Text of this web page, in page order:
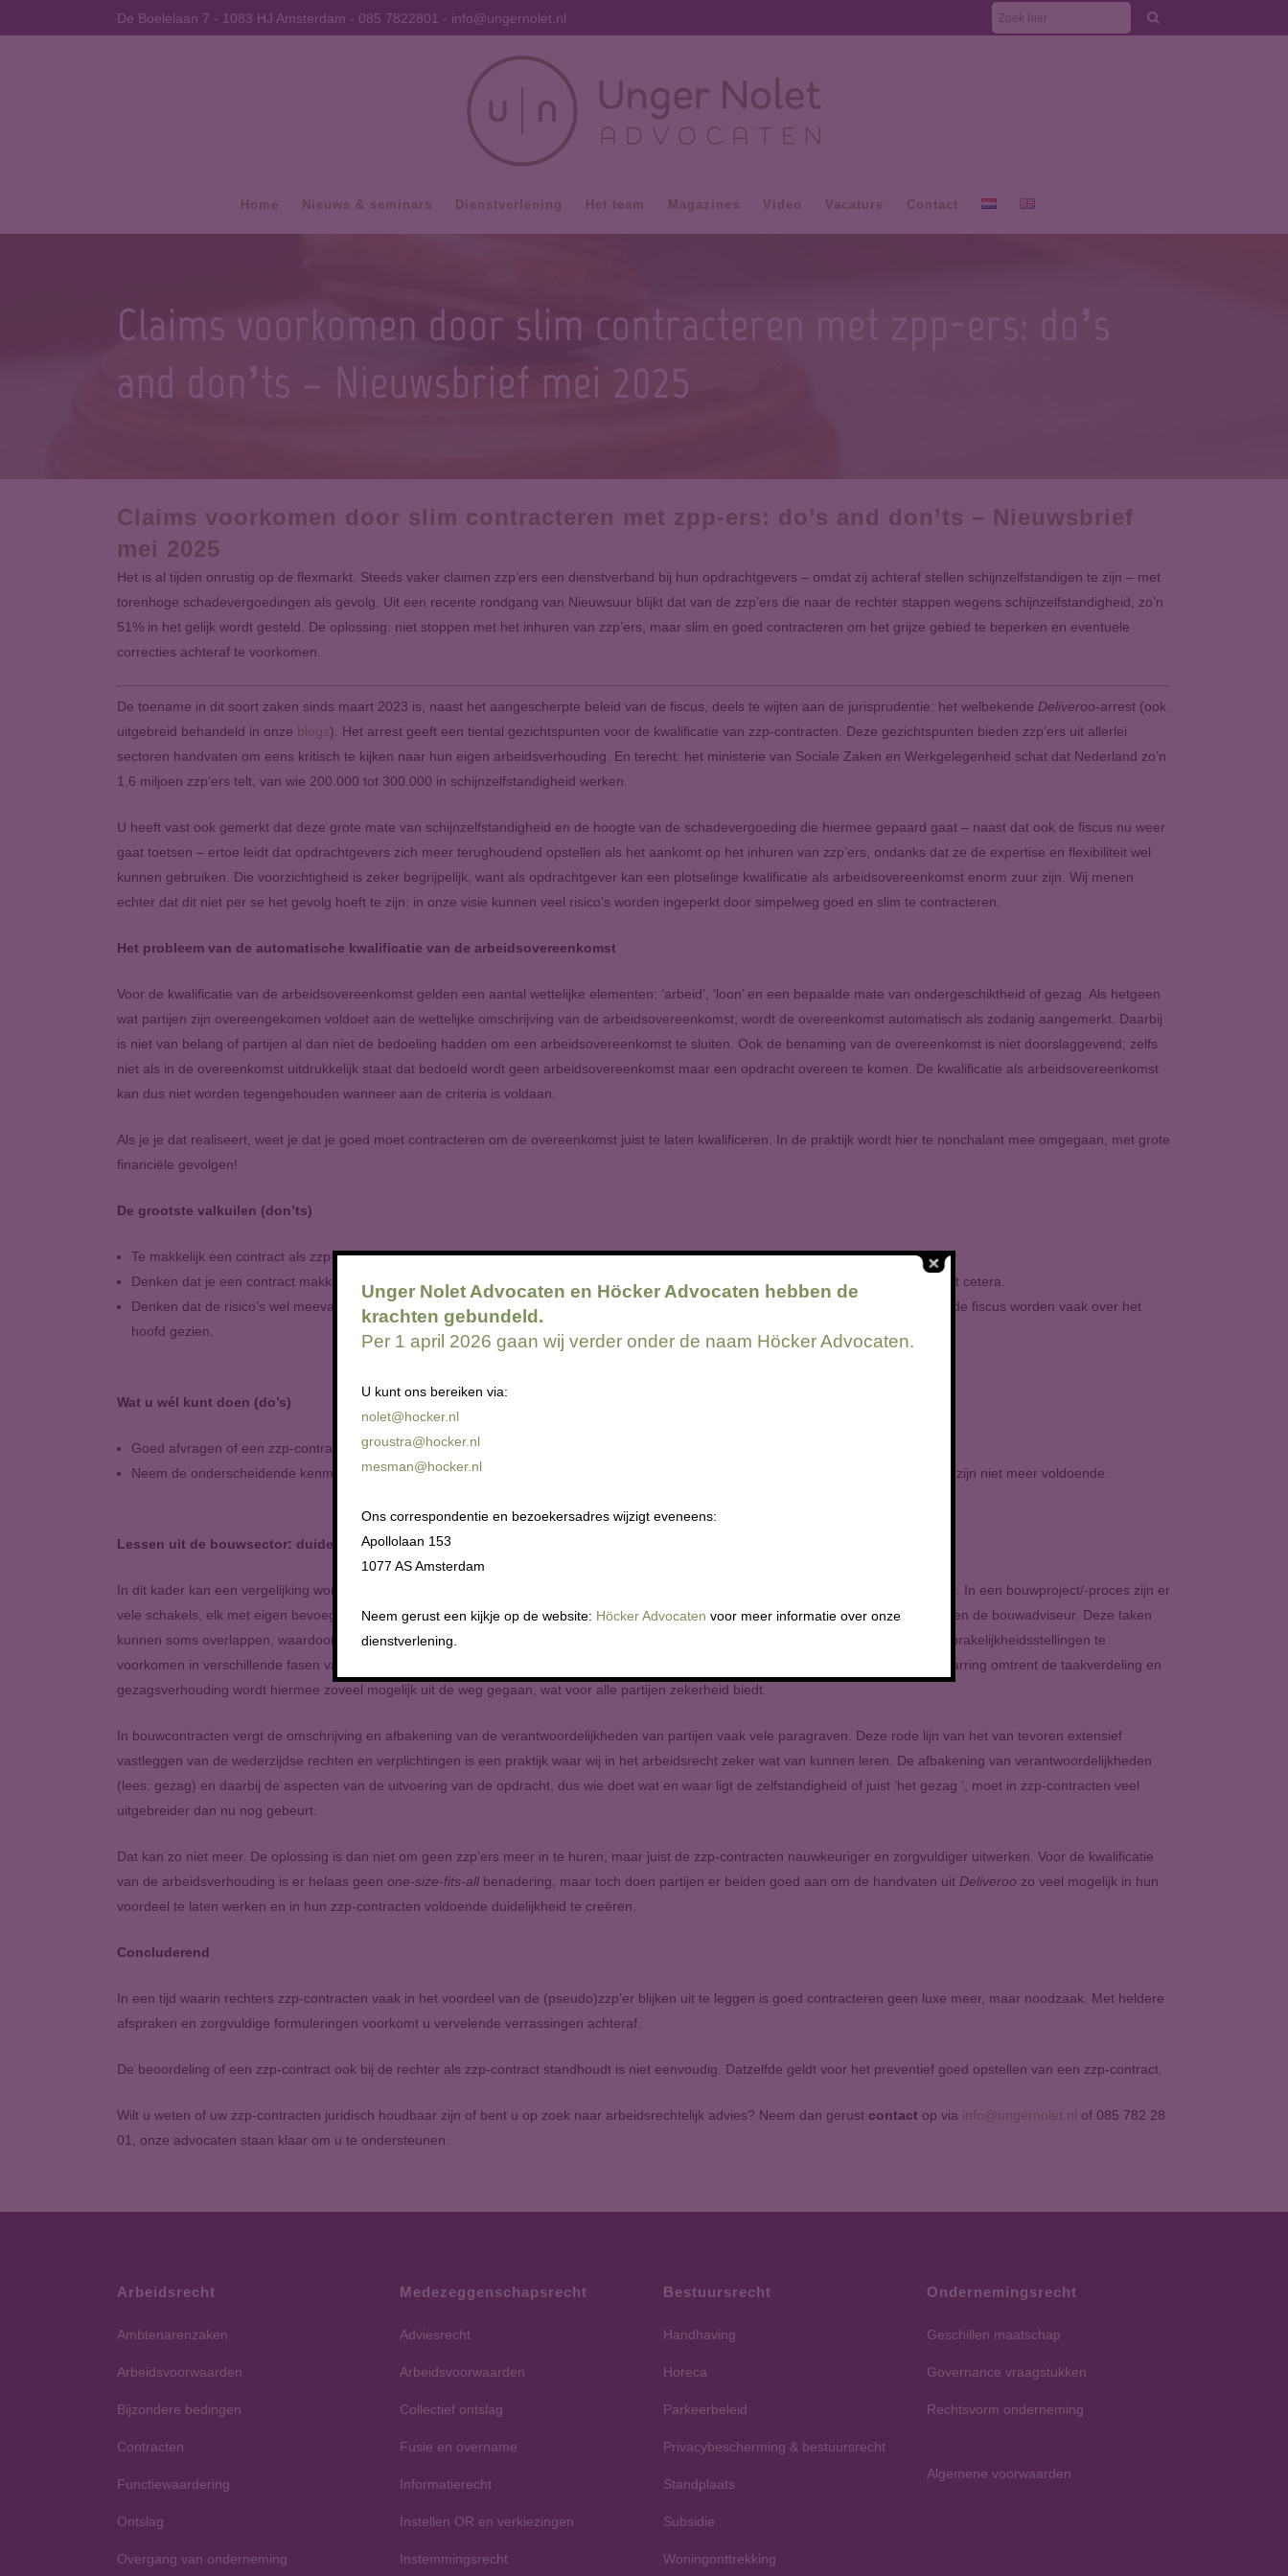
De Boelelaan 7 - 1083 HJ Amsterdam - 085 7822801 - info@ungernolet.nl
Home Nieuws & seminars Dienstverlening Het team Magazines Video Vacature Contact
Claims voorkomen door slim contracteren met zpp-ers: do’s
and don’ts – Nieuwsbrief mei 2025
Claims voorkomen door slim contracteren met zpp-ers: do’s and don’ts – Nieuwsbrief
mei 2025
Het is al tijden onrustig op de flexmarkt. Steeds vaker claimen zzp’ers een dienstverband bij hun opdrachtgevers – omdat zij achteraf stellen schijnzelfstandigen te zijn – met
torenhoge schadevergoedingen als gevolg. Uit een recente rondgang van Nieuwsuur blijkt dat van de zzp’ers die naar de rechter stappen wegens schijnzelfstandigheid, zo’n
51% in het gelijk wordt gesteld. De oplossing: niet stoppen met het inhuren van zzp’ers, maar slim en goed contracteren om het grijze gebied te beperken en eventuele
correcties achteraf te voorkomen.
De toename in dit soort zaken sinds maart 2023 is, naast het aangescherpte beleid van de fiscus, deels te wijten aan de jurisprudentie: het welbekende Deliveroo-arrest (ook
uitgebreid behandeld in onze blogs). Het arrest geeft een tiental gezichtspunten voor de kwalificatie van zzp-contracten. Deze gezichtspunten bieden zzp’ers uit allerlei
sectoren handvaten om eens kritisch te kijken naar hun eigen arbeidsverhouding. En terecht: het ministerie van Sociale Zaken en Werkgelegenheid schat dat Nederland zo’n
1,6 miljoen zzp’ers telt, van wie 200.000 tot 300.000 in schijnzelfstandigheid werken.
U heeft vast ook gemerkt dat deze grote mate van schijnzelfstandigheid en de hoogte van de schadevergoeding die hiermee gepaard gaat – naast dat ook de fiscus nu weer
gaat toetsen – ertoe leidt dat opdrachtgevers zich meer terughoudend opstellen als het aankomt op het inhuren van zzp’ers, ondanks dat ze de expertise en flexibiliteit wel
kunnen gebruiken. Die voorzichtigheid is zeker begrijpelijk, want als opdrachtgever kan een plotselinge kwalificatie als arbeidsovereenkomst enorm zuur zijn. Wij menen
echter dat dit niet per se het gevolg hoeft te zijn: in onze visie kunnen veel risico’s worden ingeperkt door simpelweg goed en slim te contracteren.
Het probleem van de automatische kwalificatie van de arbeidsovereenkomst
Voor de kwalificatie van de arbeidsovereenkomst gelden een aantal wettelijke elementen: ‘arbeid’, ‘loon’ en een bepaalde mate van ondergeschiktheid of gezag. Als hetgeen
wat partijen zijn overeengekomen voldoet aan de wettelijke omschrijving van de arbeidsovereenkomst, wordt de overeenkomst automatisch als zodanig aangemerkt. Daarbij
is niet van belang of partijen al dan niet de bedoeling hadden om een arbeidsovereenkomst te sluiten. Ook de benaming van de overeenkomst is niet doorslaggevend; zelfs
niet als in de overeenkomst uitdrukkelijk staat dat bedoeld wordt geen arbeidsovereenkomst maar een opdracht overeen te komen. De kwalificatie als arbeidsovereenkomst
kan dus niet worden tegengehouden wanneer aan de criteria is voldaan.
Als je je dat realiseert, weet je dat je goed moet contracteren om de overeenkomst juist te laten kwalificeren. In de praktijk wordt hier te nonchalant mee omgegaan, met grote
financiële gevolgen!
De grootste valkuilen (don’ts)
Te makkelijk een contract als zzp-contract aanmerken omdat het flexibeler, goedkoper en makkelijk is.
Denken dat je een contract makkelijk als zzp-contract kan aanmerken met enkele simpele regelingen over aansturing, zelfstandigheid, et cetera.
Denken dat de risico’s wel meevallen: de grote financiële gevolgen van zowel loonclaims als navorderingen (pensioen)fondsen en zelfs de fiscus worden vaak over het
hoofd gezien.
Wat u wél kunt doen (do’s)
Goed afvragen of een zzp-contract echt wel een zzp-contract is (en niet ‘
Neem de onderscheidende kenmerken serieus en werk dat ook echt goed in de overeenkomst uit: simpele en oppervlakkige regelingen zijn niet meer voldoende.
Lessen uit de bouwsector: duidelijkheid voorkomt claims
In dit kader kan een vergelijking worden getroffen met contracten in de bouw en hoe daar met vergelijkbare problematiek wordt omgegaan. In een bouwproject/-proces zijn er
vele schakels, elk met eigen bevoegdheden en verantwoordelijkheden: denk aan de opdrachtgever, aannemer, onderaannemer, architect en de bouwadviseur. Deze taken
kunnen soms overlappen, waardoor het niet altijd duidelijk is wie precies verantwoordelijk is. Om incidenten en eventuele onterechte aansprakelijkheidsstellingen te
voorkomen in verschillende fasen van een project, wordt in bouwcontracten de verantwoordelijkheidsverdeling uitgebreid uitgewerkt. Verwarring omtrent de taakverdeling en
gezagsverhouding wordt hiermee zoveel mogelijk uit de weg gegaan, wat voor alle partijen zekerheid biedt.
In bouwcontracten vergt de omschrijving en afbakening van de verantwoordelijkheden van partijen vaak vele paragraven. Deze rode lijn van het van tevoren extensief
vastleggen van de wederzijdse rechten en verplichtingen is een praktijk waar wij in het arbeidsrecht zeker wat van kunnen leren. De afbakening van verantwoordelijkheden
(lees: gezag) en daarbij de aspecten van de uitvoering van de opdracht, dus wie doet wat en waar ligt de zelfstandigheid of juist ‘het gezag ’, moet in zzp-contracten veel
uitgebreider dan nu nog gebeurt.
Dat kan zo niet meer. De oplossing is dan niet om geen zzp’ers meer in te huren, maar juist de zzp-contracten nauwkeuriger en zorgvuldiger uitwerken. Voor de kwalificatie
van de arbeidsverhouding is er helaas geen one-size-fits-all benadering, maar toch doen partijen er beiden goed aan om de handvaten uit Deliveroo zo veel mogelijk in hun
voordeel te laten werken en in hun zzp-contracten voldoende duidelijkheid te creëren.
Concluderend
In een tijd waarin rechters zzp-contracten vaak in het voordeel van de (pseudo)zzp’er blijken uit te leggen is goed contracteren geen luxe meer, maar noodzaak. Met heldere
afspraken en zorgvuldige formuleringen voorkomt u vervelende verrassingen achteraf.
De beoordeling of een zzp-contract ook bij de rechter als zzp-contract standhoudt is niet eenvoudig. Datzelfde geldt voor het preventief goed opstellen van een zzp-contract.
Wilt u weten of uw zzp-contracten juridisch houdbaar zijn of bent u op zoek naar arbeidsrechtelijk advies? Neem dan gerust contact op via info@ungernolet.nl of 085 782 28
01, onze advocaten staan klaar om u te ondersteunen.
Arbeidsrecht
Ambtenarenzaken
Arbeidsvoorwaarden
Bijzondere bedingen
Contracten
Functiewaardering
Ontslag
Overgang van onderneming
Medezeggenschapsrecht
Adviesrecht
Arbeidsvoorwaarden
Collectief ontslag
Fusie en overname
Informatierecht
Instellen OR en verkiezingen
Instemmingsrecht
Bestuursrecht
Handhaving
Horeca
Parkeerbeleid
Privacybescherming & bestuursrecht
Standplaats
Subsidie
Woningonttrekking
Ondernemingsrecht
Geschillen maatschap
Governance vraagstukken
Rechtsvorm onderneming
Algemene voorwaarden
Unger Nolet Advocaten en Höcker Advocaten hebben de
krachten gebundeld.
Per 1 april 2026 gaan wij verder onder de naam Höcker Advocaten.
U kunt ons bereiken via:
nolet@hocker.nl
groustra@hocker.nl
mesman@hocker.nl
Ons correspondentie en bezoekersadres wijzigt eveneens:
Apollolaan 153
1077 AS Amsterdam
Neem gerust een kijkje op de website: Höcker Advocaten voor meer informatie over onze
dienstverlening.